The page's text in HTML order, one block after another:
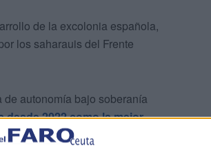
de la excolonia española,
los saharauis del Frente
autonomía bajo soberanía
desde 2022 como la mejor